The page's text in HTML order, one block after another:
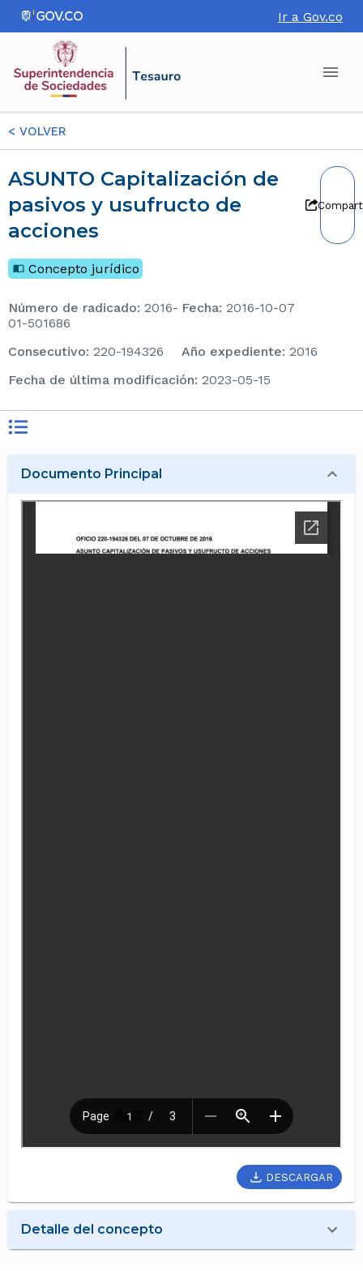
Ir a Gov.co
< VOLVER
ASUNTO Capitalización de
pasivos y usufructo de
acciones
Concepto jurídico
Número de radicado: 2016-
01-501686
Fecha: 2016-10-07
consecutivo: 220-194326 Año expediente: 2016
Fecha de última modificación: 2023-05-15
Documento Principal
DESCARGAR
Detalle del concepto